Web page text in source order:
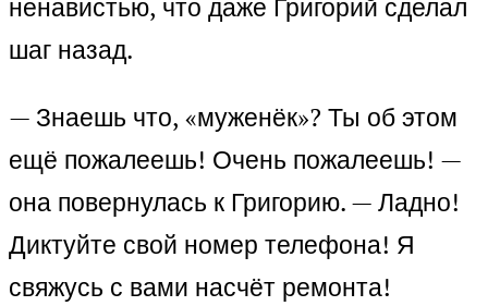
ненавистью, что даже Григорий сделал
шаг назад.
— Знаешь что, «муженёк»? Ты об этом
ещё пожалеешь! Очень пожалеешь! —
она повернулась к Григорию. — Ладно!
Диктуйте свой номер телефона! Я
свяжусь с вами насчёт ремонта!